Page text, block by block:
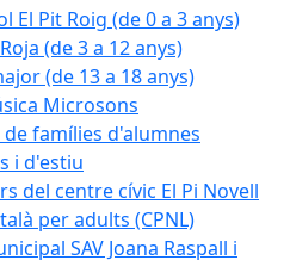
El Pit Roig (de 0 a 3 anys)
(de 3 a 12 anys)
(de 13 a 18 anys)
Microsons
famílies d'alumnes
i d'estiu
del centre cívic El Pi Novell
per adults (CPNL)
SAV Joana Raspall i